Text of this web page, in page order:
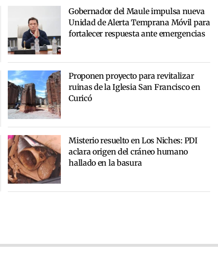
Gobernador del Maule impulsa nueva
Unidad de Alerta Temprana Móvil para
fortalecer respuesta ante emergencias
Proponen proyecto para revitalizar
ruinas de la Iglesia San Francisco en
Curicó
Misterio resuelto en Los Niches: PDI
aclara origen del cráneo humano
hallado en la basura